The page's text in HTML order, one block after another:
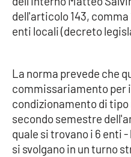
Cronaca
Economia e Lavoro
Politica
Sanità
dell'articolo 143,
enti locali (decreto
La norma prevede che
commissariamento per
condizionamento di
secondo semestre
quale si trovano i 6 enti
si svolgano in un turno